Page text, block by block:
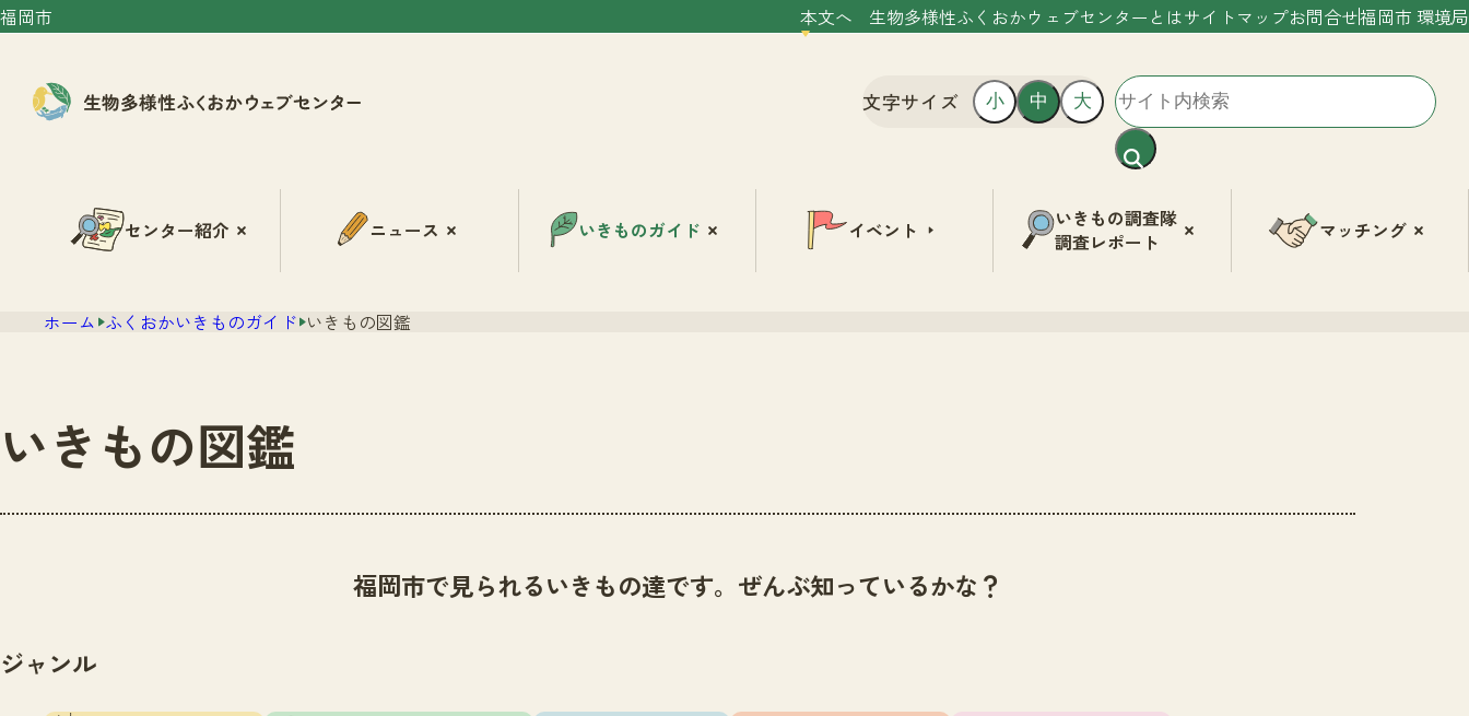
福岡市 本文へ 生物多様性ふくおかウェブセンターとはサイトマップお問合せ福岡市 環境局
文字サイズ 小 中 大
センター紹介 ニュース いきものガイド イベント
いきもの調査隊
調査レポート
マッチング
ホーム ふくおかいきものガイド いきもの図鑑
いきもの図鑑
福岡市で見られるいきもの達です。ぜんぶ知っているかな？
ジャンル